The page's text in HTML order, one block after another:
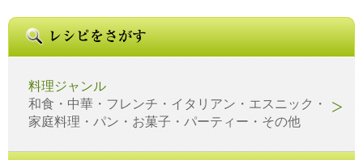
料理ジャンル
和食・中華・フレンチ・イタリアン・エスニック・
家庭料理・パン・お菓子・パーティー・その他